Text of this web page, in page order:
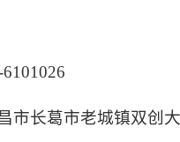
市长葛市老城镇双创